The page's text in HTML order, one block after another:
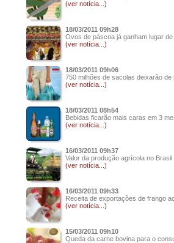
(ver notícia...)
18/03/2011 09h28
Ovos de páscoa já ganham lugar
(ver notícia...)
18/03/2011 09h06
750 milhões de sacolas deixarão
(ver notícia...)
18/03/2011 08h54
Bebidas ficarão mais caras em 3
(ver notícia...)
16/03/2011 09h37
Valor da produção agrícola no
(ver notícia...)
16/03/2011 09h33
Receita de exportações de frango
(ver notícia...)
15/03/2011 09h10
Queda da carne bovina para o